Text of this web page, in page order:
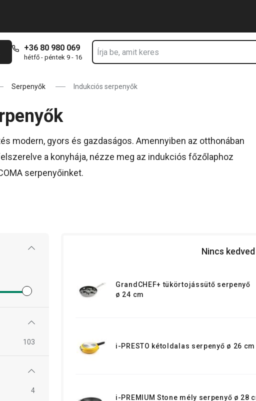
+36 80 980 069
hétfő - péntek 9 - 16
Serpenyők Indukciós serpenyők
modern, gyors és gazdaságos. Amennyiben az otthonában
a konyhája, nézze meg az indukciós főzőlaphoz
serpenyőinket.
TESCOMA indukciós lábasokat és fazekakat.
ár szűrő beállítása
ár szűrő beállítása
103
4
Nincs
GrandCHEF+ tükörtojássütő serpenyő
ø 24 cm
i-PRESTO kétoldalas serpenyő ø 26 cm
i-PREMIUM Stone mély serpenyő ø 28